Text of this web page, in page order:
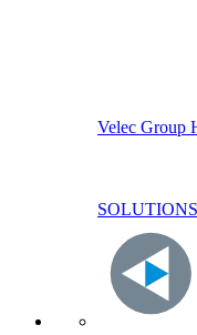
Velec Group
SOLUTIONS